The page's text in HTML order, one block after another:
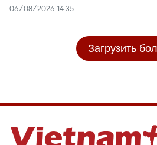
06/08/2026 14:35
Загрузить